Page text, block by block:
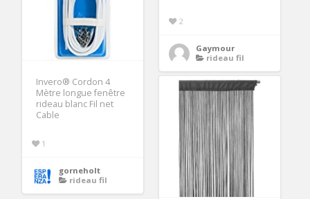
2
Gaymour
rideau fil
Invero® Cordon 4
Mètre longue fenêtre
rideau blanc Fil net
Cable
1
gorneholt
rideau fil